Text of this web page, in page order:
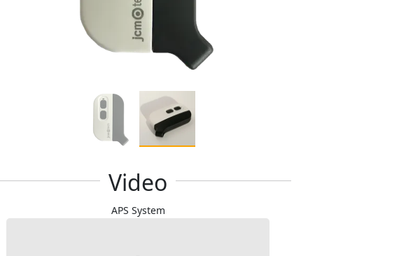
Video
APS System